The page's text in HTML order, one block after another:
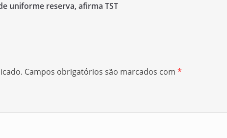
uniforme reserva, afirma TST
Campos obrigatórios são marcados com *